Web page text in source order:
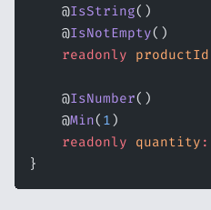
    @
IsString()
    @
IsNotEmpty()
    readonly
productId
    @
IsNumber()
    @
Min( 1)
    readonly
quantity :
}